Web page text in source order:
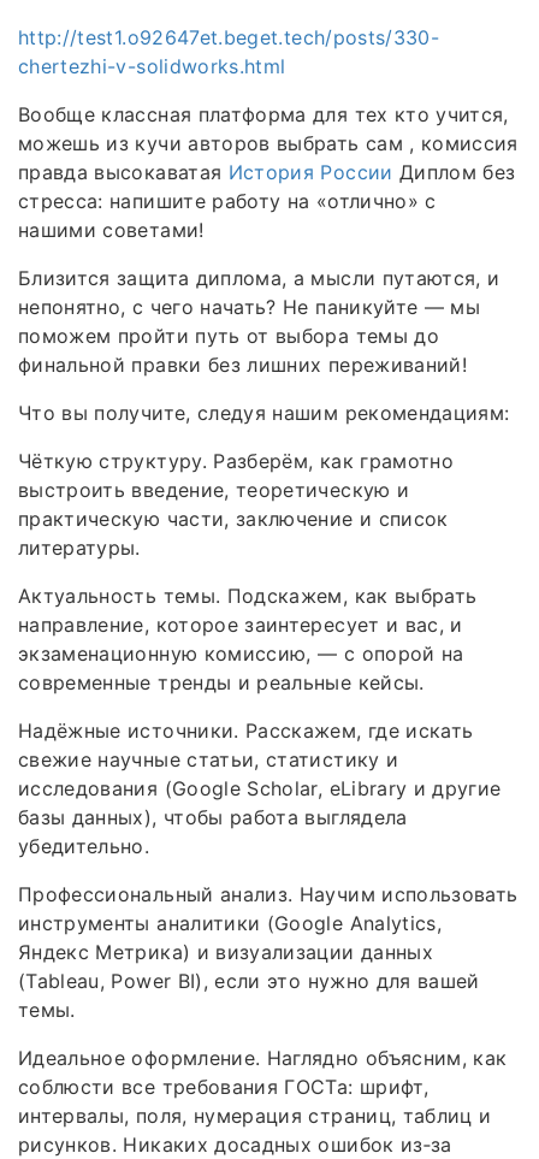
http://test1.o92647et.beget.tech/posts/330-
chertezhi-v-solidworks.html
Вообще классная платформа для тех кто учится,
можешь из кучи авторов выбрать сам , комиссия
правда высокаватая История России Диплом без
стресса: напишите работу на «отлично» с
нашими советами!
Близится защита диплома, а мысли путаются, и
непонятно, с чего начать? Не паникуйте — мы
поможем пройти путь от выбора темы до
финальной правки без лишних переживаний!
Что вы получите, следуя нашим рекомендациям:
Чёткую структуру. Разберём, как грамотно
выстроить введение, теоретическую и
практическую части, заключение и список
литературы.
Актуальность темы. Подскажем, как выбрать
направление, которое заинтересует и вас, и
экзаменационную комиссию, — с опорой на
современные тренды и реальные кейсы.
Надёжные источники. Расскажем, где искать
свежие научные статьи, статистику и
исследования (Google Scholar, eLibrary и другие
базы данных), чтобы работа выглядела
убедительно.
Профессиональный анализ. Научим использовать
инструменты аналитики (Google Analytics,
Яндекс Метрика) и визуализации данных
(Tableau, Power BI), если это нужно для вашей
темы.
Идеальное оформление. Наглядно объясним, как
соблюсти все требования ГОСТа: шрифт,
интервалы, поля, нумерация страниц, таблиц и
рисунков. Никаких досадных ошибок из‑за